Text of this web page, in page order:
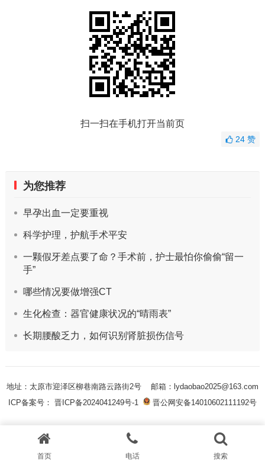
扫一扫在手机打开当前页
24赞
为您推荐
早孕出血一定要重视
科学护理，护航手术平安
一颗假牙差点要了命？手术前，护士最怕你偷偷“留一
手”
哪些情况要做增强CT
生化检查：器官健康状况的“晴雨表”
长期腰酸乏力，如何识别肾脏损伤信号
地址：太原市迎泽区柳巷南路云路街2号 邮箱：lydaobao2025@163.com
ICP备案号： 晋ICP备2024041249号-1
晋公网安备14010602111192号
首页 电话 搜索